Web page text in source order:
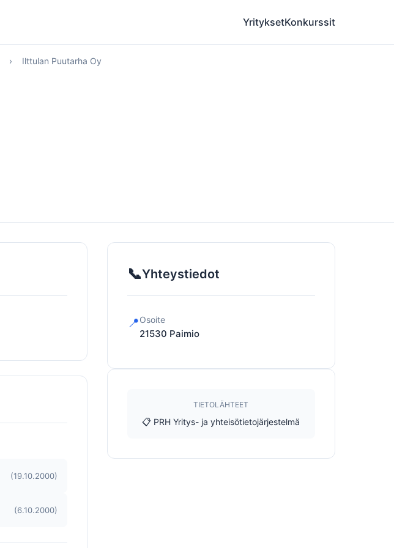
YrityksetKonkurssit
› Ilttulan Puutarha Oy
(19.10.2000)
(6.10.2000)
📞Yhteystiedot
📍Osoite
21530 Paimio
TIETOLÄHTEET
📋 PRH Yritys- ja yhteisötietojärjestelmä